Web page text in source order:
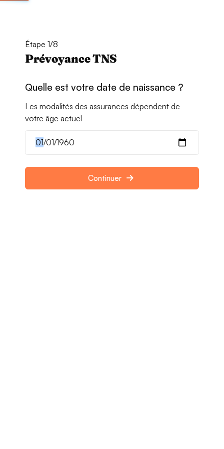
Étape 1/8
Prévoyance TNS
Quelle est votre date de naissance ?
Les modalités des assurances dépendent de
votre âge actuel
Continuer